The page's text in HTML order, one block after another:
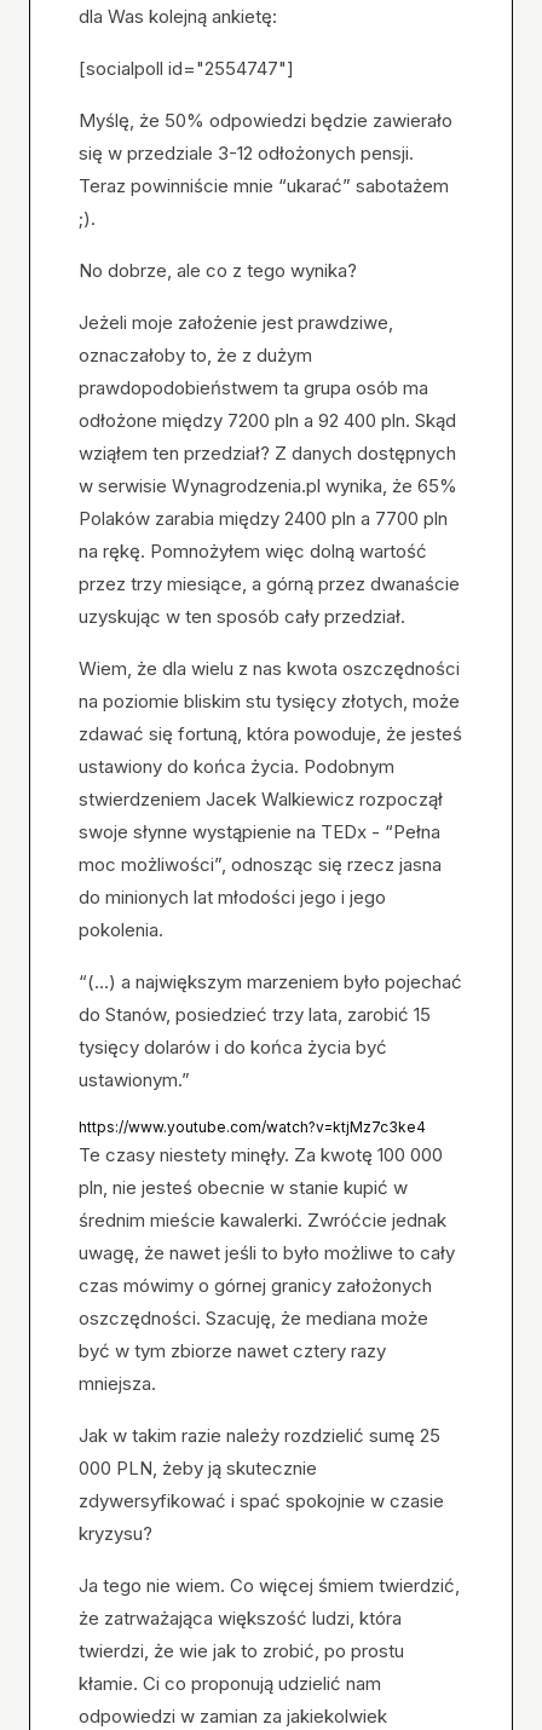
dla Was kolejną ankietę:
[socialpoll id="2554747"]
Myślę, że 50% odpowiedzi będzie zawierało
się w przedziale 3-12 odłożonych pensji.
Teraz powinniście mnie “ukarać” sabotażem
;).
No dobrze, ale co z tego wynika?
Jeżeli moje założenie jest prawdziwe,
oznaczałoby to, że z dużym
prawdopodobieństwem ta grupa osób ma
odłożone między 7200 pln a 92 400 pln. Skąd
wziąłem ten przedział? Z danych dostępnych
w serwisie Wynagrodzenia.pl wynika, że 65%
Polaków zarabia między 2400 pln a 7700 pln
na rękę. Pomnożyłem więc dolną wartość
przez trzy miesiące, a górną przez dwanaście
uzyskując w ten sposób cały przedział.
Wiem, że dla wielu z nas kwota oszczędności
na poziomie bliskim stu tysięcy złotych, może
zdawać się fortuną, która powoduje, że jesteś
ustawiony do końca życia. Podobnym
stwierdzeniem Jacek Walkiewicz rozpoczął
swoje słynne wystąpienie na TEDx - “Pełna
moc możliwości”, odnosząc się rzecz jasna
do minionych lat młodości jego i jego
pokolenia.
“(...) a największym marzeniem było pojechać
do Stanów, posiedzieć trzy lata, zarobić 15
tysięcy dolarów i do końca życia być
ustawionym.”
https://www.youtube.com/watch?v=ktjMz7c3ke4
Te czasy niestety minęły. Za kwotę 100 000
pln, nie jesteś obecnie w stanie kupić w
średnim mieście kawalerki. Zwróćcie jednak
uwagę, że nawet jeśli to było możliwe to cały
czas mówimy o górnej granicy założonych
oszczędności. Szacuję, że mediana może
być w tym zbiorze nawet cztery razy
mniejsza.
Jak w takim razie należy rozdzielić sumę 25
000 PLN, żeby ją skutecznie
zdywersyfikować i spać spokojnie w czasie
kryzysu?
Ja tego nie wiem. Co więcej śmiem twierdzić,
że zatrważająca większość ludzi, która
twierdzi, że wie jak to zrobić, po prostu
kłamie. Ci co proponują udzielić nam
odpowiedzi w zamian za jakiekolwiek